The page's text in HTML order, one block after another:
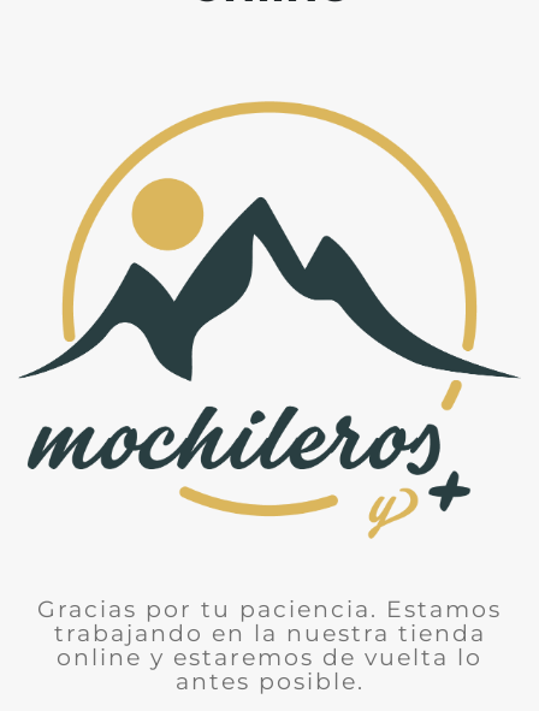
Gracias por tu paciencia. Estamos
trabajando en la nuestra tienda
online y estaremos de vuelta lo
antes posible.